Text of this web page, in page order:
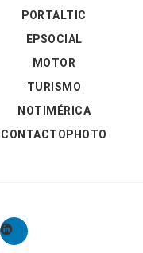
PORTALTIC
EPSOCIAL
MOTOR
TURISMO
NOTIMÉRICA
CONTACTOPHOTO